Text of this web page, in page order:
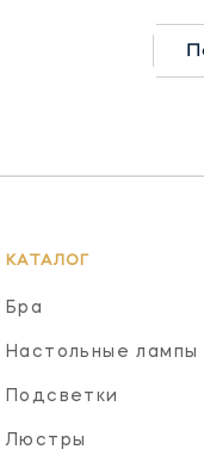
КАТАЛОГ
Бра
Настольные лампы
Подсветки
Люстры